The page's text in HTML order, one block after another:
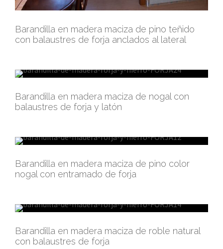
Barandilla en madera maciza de pino teñido
con balaustres de forja anclados al lateral
Barandilla en madera maciza de nogal con
balaustres de forja y latón
Barandilla en madera maciza de pino color
nogal con entramado de forja
Barandilla en madera maciza de roble natural
con balaustres de forja